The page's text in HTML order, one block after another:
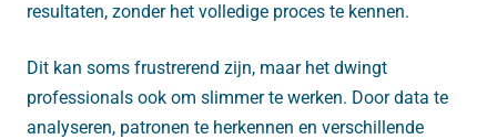
resultaten, zonder het volledige proces te kennen.
Dit kan soms frustrerend zijn, maar het dwingt
professionals ook om slimmer te werken. Door data te
analyseren, patronen te herkennen en verschillende